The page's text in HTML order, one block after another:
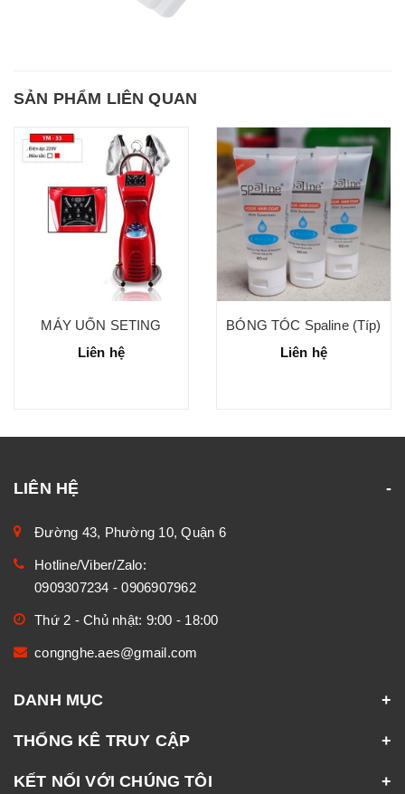
SẢN PHẨM LIÊN QUAN
MÁY UỐN SETING
Liên hệ
BÓNG TÓC Spaline (Típ)
Liên hệ
LIÊN HỆ
Đường 43, Phường 10, Quận 6
Hotline/Viber/Zalo:
0909307234 -0906907962
Thứ 2 - Chủ nhật: 9:00 - 18:00
congnghe.aes@gmail.com
DANH MỤC
THỐNG KÊ TRUY CẬP
KẾT NỐI VỚI CHÚNG TÔI